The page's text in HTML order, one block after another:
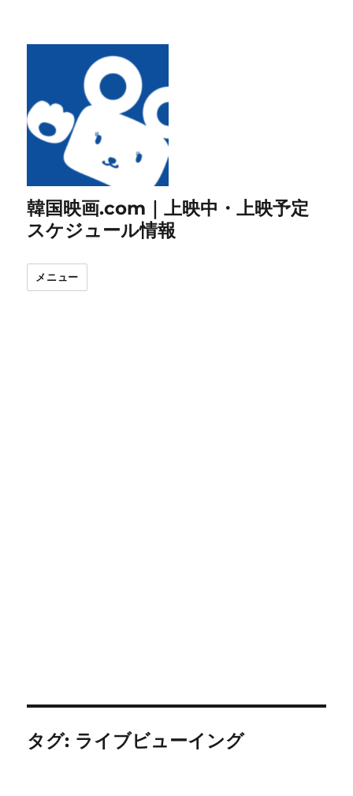
韓国映画.com｜上映中・上映予定
スケジュール情報
メニュー
タグ: ライブビューイング